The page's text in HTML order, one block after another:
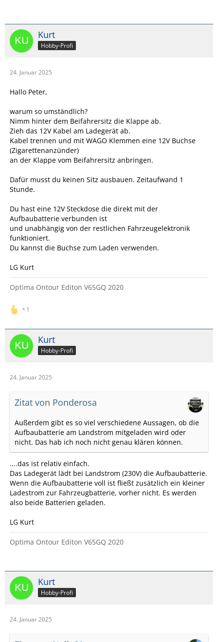
Kurt
Hobby-Profi
24. Januar 2025
Hallo Peter,
warum so umständlich?
Nimm hinter dem Beifahrersitz die Klappe ab.
Zieh das 12V Kabel am Ladegerät ab.
Kabel trennen und mit WAGO Klemmen eine 12V Buchse
(Zigarettenanzünder)
an der Klappe vom Beifahrersitz anbringen.
Dafür musst du keinen Sitz ausbauen. Zeitaufwand 1
Stunde.
Du hast eine 12V Steckdose die direkt mit der
Aufbaubatterie verbunden ist
und unabhängig von der restlichen Fahrzeugelektronik
funktioniert.
Du kannst die Buchse zum Laden verwenden.
LG Kurt
Optima Ontour Editon V65GQ 2020
1
Kurt
Hobby-Profi
24. Januar 2025
Zitat von Ponderosa
Außerdem gibt es so viel verschiedene Aussagen, ob die
Aufbaubatterie am Landstrom mitgeladen wird oder
nicht. Das hab ich noch nicht genau klären können.
....das ist relativ einfach.
Das Ladegerät lädt bei Landstrom (230V) die Aufbaubatterie.
Wenn die Aufbaubatterie voll ist fließt zusätzlich ein kleiner
Ladestrom zur Fahrzeugbatterie, vorher nicht. Es werden
also beide Batterien geladen.
LG Kurt
Optima Ontour Editon V65GQ 2020
Kurt
Hobby-Profi
24. Januar 2025